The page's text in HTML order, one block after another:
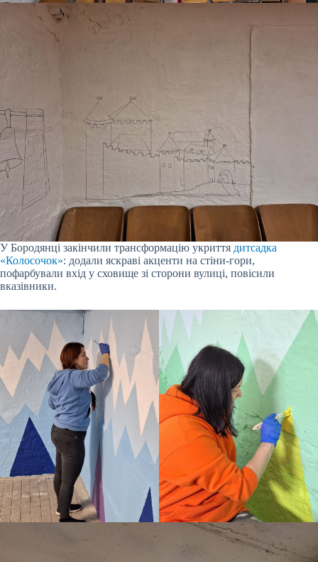
У Бородянці закінчили трансформацію укриття дитсадка
«Колосочок»: додали яскраві акценти на стіни-гори,
пофарбували вхід у сховище зі сторони вулиці, повісили
вказівники.